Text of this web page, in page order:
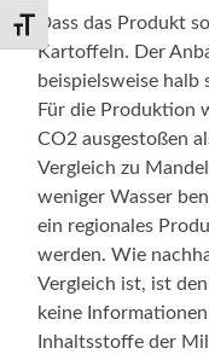
Schrift vergrößern
Dass das Produkt
Kartoffeln. Der
beispielsweise halb
Für die Produktion
CO2 ausgestoßen
Vergleich zu
weniger Wasser
ein regionales
werden. Wie
Vergleich ist, ist
keine
Inhaltsstoffe der